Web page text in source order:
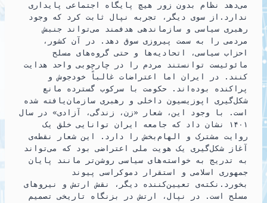
می‌دهد نظام بدون زور هیچ پایگاه اجتماعی پایداری
ندارد.از سوی دیگر، تجربه نپال ثابت کرد که وجود
رهبری سیاسی و سازماندهی هدفمند می‌تواند جنبش
مردمی را به سمت پیروزی سوق دهد. در آن کشور،
احزاب سیاسی، اتحادیه‌ها و حتی گروه‌های مسلح
مائوئیست توانستند مردم را در چارچوبی واحد هدایت
کنند. در ایران اما اعتراضات غالباً خودجوش و
پراکنده بوده‌اند. حکومت با سرکوب گسترده مانع
شکل‌گیری اپوزیسیون داخلی و رهبری سازمان‌یافته شده
است. با وجود این، شعار «زن، زندگی، آزادی» در سال
۱۴۰۱ نشان داد که جامعه ایران توانایی خلق یک
روایت مشترک و الهام‌بخش را دارد. این شعار نقطه‌ی
آغاز شکل‌گیری یک هویت ملی اعتراضی بود که می‌تواند
به تدریج به خواسته‌های سیاسی روشن‌تر مانند پایان
جمهوری اسلامی و استقرار دموکراسی پیوند
بخورد.نکته‌ی تعیین‌کننده دیگر، نقش ارتش و نیروهای
مسلح است. در نپال، ارتش در بزنگاه تاریخی تصمیم